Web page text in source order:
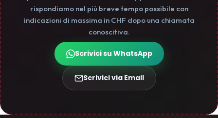
rispondiamo nel più breve tempo possibile con
indicazioni di massima in CHF dopo una chiamata
conoscitiva.
Scrivici su WhatsApp
Scrivici via Email